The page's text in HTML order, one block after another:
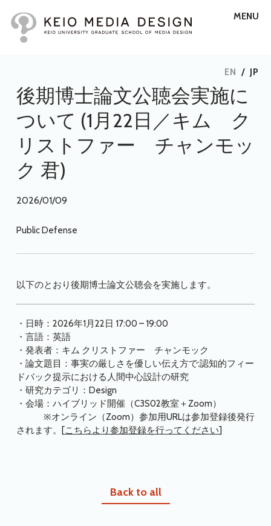
MENU
EN / JP
後期博士論文公聴会実施に
ついて (1月22日／キム ク
リストファー チャンモッ
ク 君)
2026/01/09
Public Defense
以下のとおり後期博士論文公聴会を実施します。
・日時：2026年1月22日 17:00 – 19:00
・言語：英語
・発表者：キム クリストファー チャンモック
・論文題目：事実の厳しさを優しい伝え方で:認知的フィー
ドバック提示における人間中心設計の研究
・研究カテゴリ：Design
・会場：ハイブリッド開催（C3S02教室＋Zoom）
※オンライン（Zoom）参加用URLは参加登録後発行
されます。[こちらより参加登録を行ってください]
Back to all